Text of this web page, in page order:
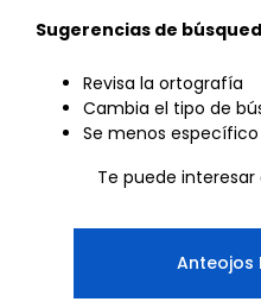
Sugerencias de
Revisa la ortografía
Cambia el tipo de
Se menos específico
Te puede
Anteojos